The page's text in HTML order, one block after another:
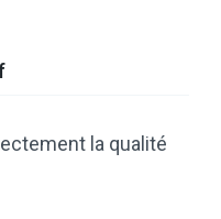
la qualité